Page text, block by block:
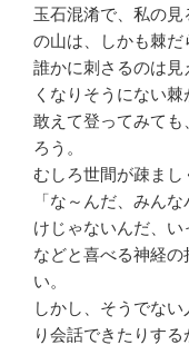
玉石混淆で、私の見
の山は、しかも棘だ
誰かに刺さるのは
くなりそうにない棘
敢えて登ってみて
ろう。
むしろ世間が疎まし
「な～んだ、みん
けじゃないんだ、い
などと喜べる神経
い。
しかし、そうでな
り会話できたりする